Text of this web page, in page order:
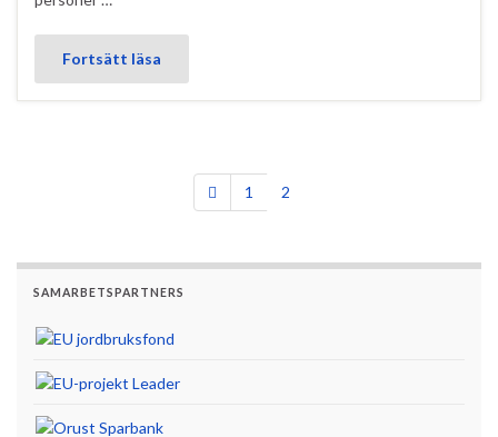
Fortsätt läsa
1 2
SAMARBETSPARTNERS